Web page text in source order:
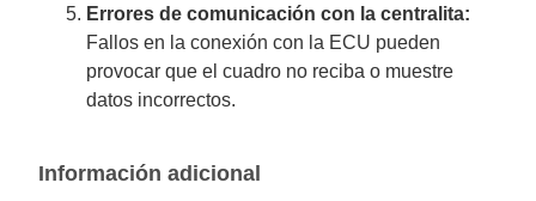
Errores de comunicación con la centralita:
Fallos en la conexión con la ECU pueden
provocar que el cuadro no reciba o muestre
datos incorrectos.
Información adicional